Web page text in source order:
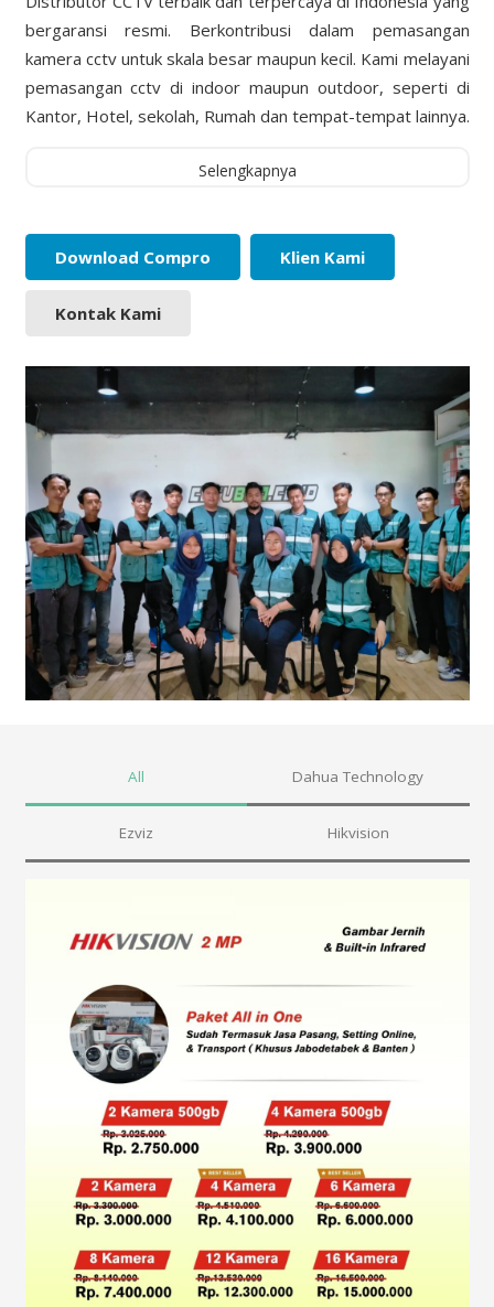
bergaransi resmi. Berkontribusi dalam pemasangan
kamera cctv untuk skala besar maupun kecil. Kami melayani
pemasangan cctv di indoor maupun outdoor, seperti di
Kantor, Hotel, sekolah, Rumah dan tempat-tempat lainnya.
Selengkapnya
Download Compro Klien Kami
Kontak Kami
All Dahua Technology
Ezviz Hikvision